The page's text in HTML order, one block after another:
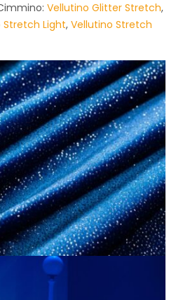
Vellutino Glitter Stretch,
Stretch Light, Vellutino Stretch